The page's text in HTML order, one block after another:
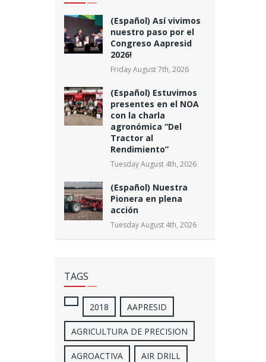
(Español) Así vivimos
nuestro paso por el
Congreso Aapresid
2026!
Friday August 7th, 2026
(Español) Estuvimos
presentes en el NOA
con la charla
agronómica “Del
Tractor al
Rendimiento”
Tuesday August 4th, 2026
(Español) Nuestra
Pionera en plena
acción
Tuesday August 4th, 2026
TAGS
2018 AAPRESID
AGRICULTURA DE PRECISION
AGROACTIVA AIR DRILL